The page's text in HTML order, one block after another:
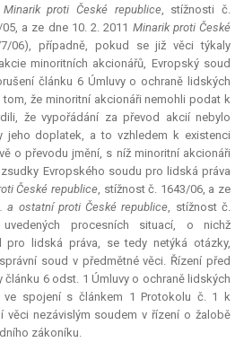
proti České republice, stížnosti č.
a ze dne 10. 2. 2011 Minarik proti České
06), případně, pokud se již věci týkaly
minoritních akcionářů, Evropský soud
článku 6 Úmluvy o ochraně lidských
že minoritní akcionáři nemohli podat k
že vypořádání za převod akcií nebylo
jeho doplatek, a to vzhledem k existenci
o převodu jmění, s níž minoritní akcionáři
Evropského soudu pro lidská práva
České republice, stížnost č. 1643/06, a ze
a ostatní proti České republice, stížnost č.
procesních situací, o nichž
pro lidská práva, se tedy netýká otázky,
soud v předmětné věci. Řízení před
článku 6 odst. 1 Úmluvy o ochraně lidských
ve spojení s článkem 1 Protokolu č. 1 k
věci nezávislým soudem v řízení o žalobě
zákoníku.